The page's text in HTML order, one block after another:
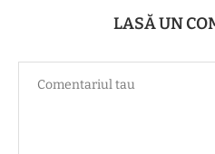
LASĂ UN